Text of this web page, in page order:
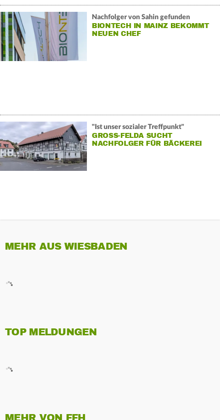
Nachfolger von Sahin gefunden
BIONTECH IN MAINZ BEKOMMT
NEUEN CHEF
"Ist unser sozialer Treffpunkt"
GROSS-FELDA SUCHT N
ACHFOLGER FÜR BÄCKEREI
MEHR AUS WIESBADEN
TOP MELDUNGEN